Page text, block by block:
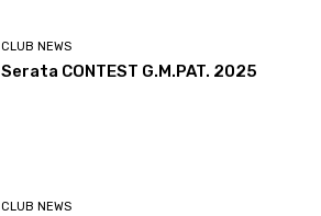
CLUB NEWS
Serata CONTEST G.M.PAT. 2025
CLUB NEWS